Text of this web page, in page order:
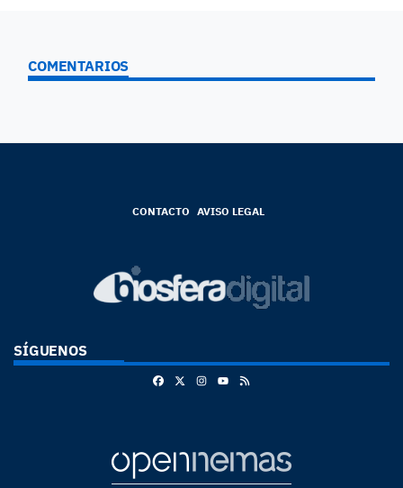
COMENTARIOS
CONTACTO AVISO LEGAL
SÍGUENOS
FacebookInstagram